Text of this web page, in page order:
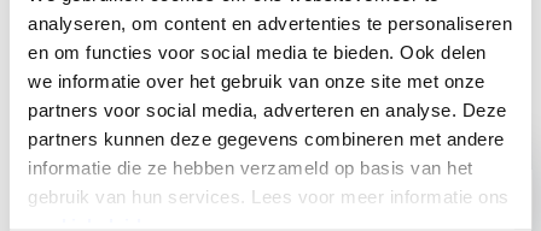
analyseren, om content en advertenties te personaliseren
en om functies voor social media te bieden. Ook delen
we informatie over het gebruik van onze site met onze
partners voor social media, adverteren en analyse. Deze
partners kunnen deze gegevens combineren met andere
informatie die ze hebben verzameld op basis van het
gebruik van hun services. Lees voor meer informatie ons
PROJECTEN
›